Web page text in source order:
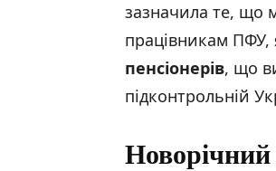
зазначила те, що
працівникам ПФУ,
пенсіонерів, що
підконтрольній
Новорічний